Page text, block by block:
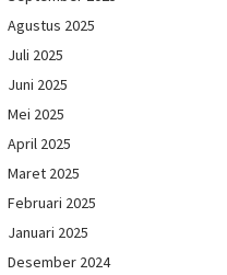
Agustus 2025
Juli 2025
Juni 2025
Mei 2025
April 2025
Maret 2025
Februari 2025
Januari 2025
Desember 2024